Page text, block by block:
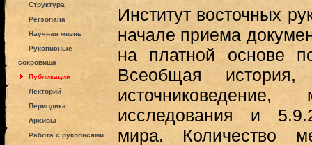
Структура
Personalia
Научная жизнь
Рукописные
сокровища
Публикации
Лекторий
Периодика
Архивы
Работа с рукописями
Институт восточных
начале приема
на платной основе
Всеобщая история,
источниковедение,
исследования и
мира. Количество